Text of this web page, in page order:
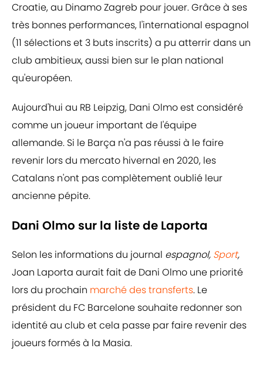
Croatie, au Dinamo Zagreb pour jouer. Grâce à ses
très bonnes performances, l'international espagnol
(11 sélections et 3 buts inscrits) a pu atterrir dans un
club ambitieux, aussi bien sur le plan national
qu'européen.
Aujourd'hui au RB Leipzig, Dani Olmo est considéré
comme un joueur important de l'équipe
allemande. Si le Barça n'a pas réussi à le faire
revenir lors du mercato hivernal en 2020, les
Catalans n'ont pas complètement oublié leur
ancienne pépite.
Dani Olmo sur la liste de Laporta
Selon les informations du journal espagnol, Sport,
Joan Laporta aurait fait de Dani Olmo une priorité
lors du prochain marché des transferts. Le
président du FC Barcelone souhaite redonner son
identité au club et cela passe par faire revenir des
joueurs formés à la Masia.